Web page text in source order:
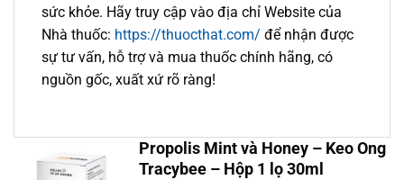
sức khỏe. Hãy truy cập vào địa chỉ Website của
Nhà thuốc: https://thuocthat.com/ để nhận được
sự tư vấn, hỗ trợ và mua thuốc chính hãng, có
nguồn gốc, xuất xứ rõ ràng!
Propolis Mint và Honey – Keo Ong
Tracybee – Hộp 1 lọ 30ml